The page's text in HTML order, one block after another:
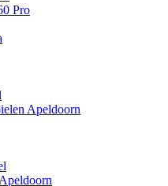
Pro
Apeldoorn